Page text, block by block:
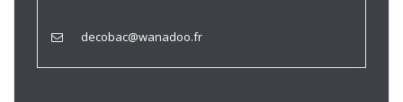
decobac@wanadoo.fr